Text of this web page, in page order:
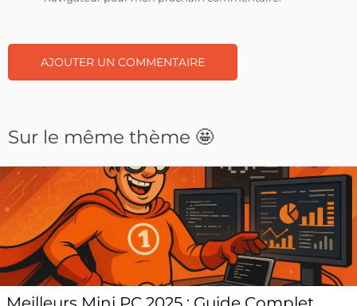
Sur le même thème 🤩